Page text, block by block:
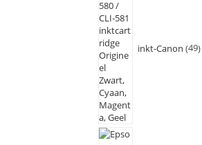
inkt-Canon 49